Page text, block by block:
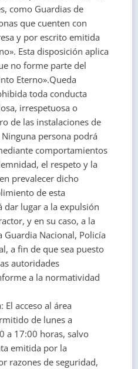
como Guardias de
que cuenten con
y por escrito emitida
Esta disposición aplica
no forme parte del
Eterno».Queda
toda conducta
irrespetuosa o
de las instalaciones de
Ninguna persona podrá
comportamientos
el respeto y la
prevalecer dicho
de esta
dar lugar a la expulsión
y en su caso, a la
Guardia Nacional, Policía
a fin de que sea puesto
autoridades
a la normatividad
El acceso al área
de lunes a
a 17:00 horas, salvo
emitida por la
razones de seguridad,